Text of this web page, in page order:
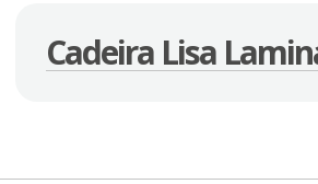
Cadeira Lisa